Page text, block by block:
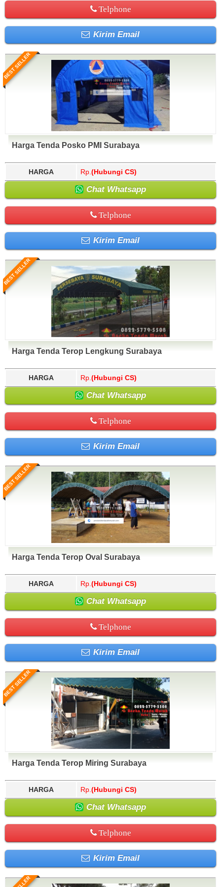
Telphone
Kirim Email
BEST SELLER
Harga Tenda Posko PMI Surabaya
HARGA Rp. (Hubungi CS)
Chat Whatsapp
Telphone
Kirim Email
BEST SELLER
Harga Tenda Terop Lengkung Surabaya
HARGA Rp. (Hubungi CS)
Chat Whatsapp
Telphone
Kirim Email
BEST SELLER
Harga Tenda Terop Oval Surabaya
HARGA Rp. (Hubungi CS)
Chat Whatsapp
Telphone
Kirim Email
BEST SELLER
Harga Tenda Terop Miring Surabaya
HARGA Rp. (Hubungi CS)
Chat Whatsapp
Telphone
Kirim Email